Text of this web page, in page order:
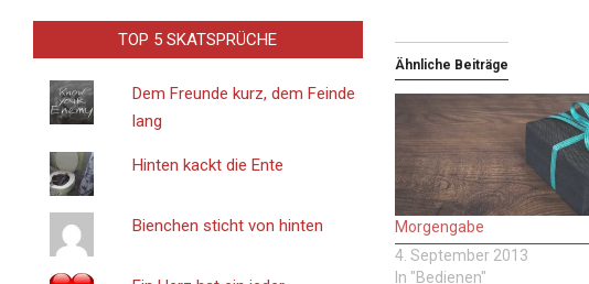
Ähnliche Beiträge
Morgengabe
4. September 2013
In "Bedienen"
TOP 5 SKATSPRÜCHE
Dem Freunde kurz, dem Feinde
lang
Hinten kackt die Ente
Bienchen sticht von hinten